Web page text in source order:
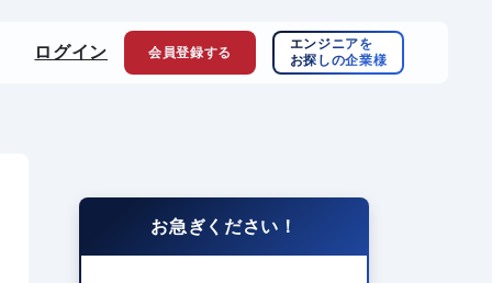
ログイン 会員登録する
エンジニアを
お探しの企業様
お急ぎください！